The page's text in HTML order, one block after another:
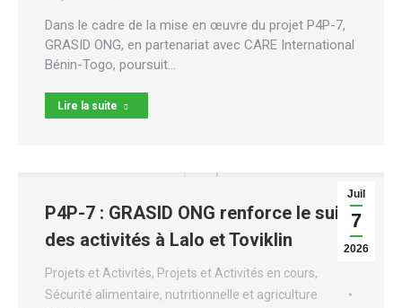
Dans le cadre de la mise en œuvre du projet P4P-7,
GRASID ONG, en partenariat avec CARE International
Bénin-Togo, poursuit…
Lire la suite
Juil
7
2026
P4P-7 : GRASID ONG renforce le suivi
des activités à Lalo et Toviklin
Projets et Activités, Projets et Activités en cours,
Sécurité alimentaire, nutritionnelle et agriculture